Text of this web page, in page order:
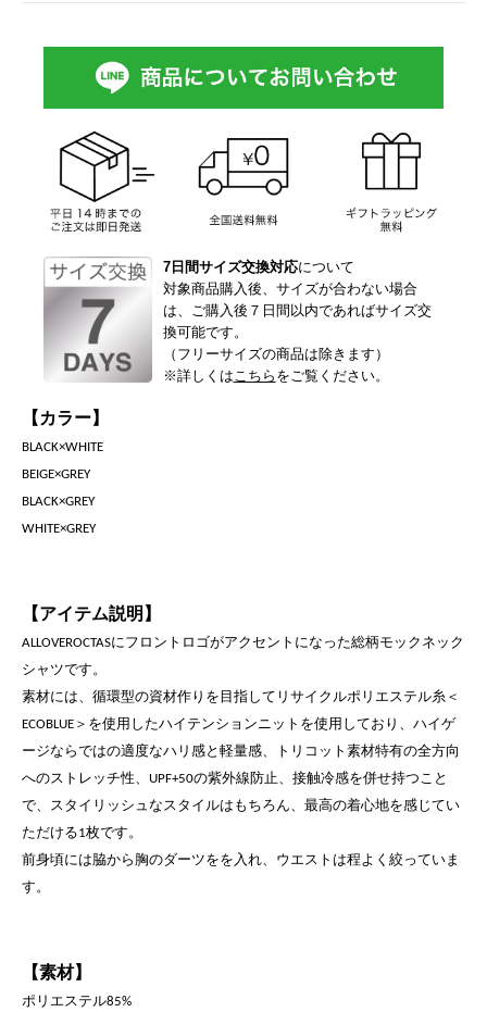
7日間サイズ交換対応について
対象商品購入後、サイズが合わない場合
は、ご購入後７日間以内であればサイズ交
換可能です。
（フリーサイズの商品は除きます）
※詳しくはこちら をご覧ください。
【カラー】
BLACK×WHITE
BEIGE×GREY
BLACK×GREY
WHITE×GREY
【アイテム説明】
ALLOVEROCTASにフロントロゴがアクセントになった総柄モックネック
シャツです。
素材には、循環型の資材作りを目指してリサイクルポリエステル糸 ＜
ECOBLUE ＞を使用したハイテンションニットを使用しており、 ハイゲ
ージならではの適度なハリ感と軽量感、トリコット素材特有の全方向
へのストレッチ性、 UPF+50の紫外線防止、 接触冷感を併せ持つこと
で、スタイリッシュなスタイルはもちろん、 最高の着心地を感じてい
ただける1枚です。
前身頃には脇から 胸のダーツをを入れ、ウエストは程よく絞っていま
す。
【素材】
ポリエステル85%